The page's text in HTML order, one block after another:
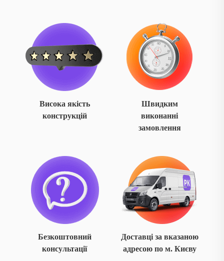
Висока якість
конструкцій
Швидким
виконанні
замовлення
Безкоштовний
консультації
Доставці за вказаною
адресою по м. Києву